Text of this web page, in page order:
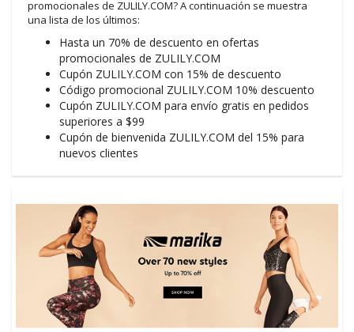
promocionales de ZULILY.COM? A continuación se muestra
una lista de los últimos:
Hasta un 70% de descuento en ofertas
promocionales de ZULILY.COM
Cupón ZULILY.COM con 15% de descuento
Código promocional ZULILY.COM 10% descuento
Cupón ZULILY.COM para envío gratis en pedidos
superiores a $99
Cupón de bienvenida ZULILY.COM del 15% para
nuevos clientes